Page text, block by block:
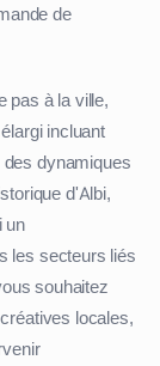
de
pas à la ville,
incluant
dynamiques
d'Albi,
un
les secteurs liés
souhaitez
locales,